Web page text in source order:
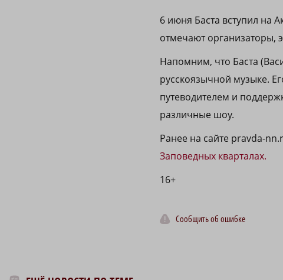
6 июня Баста вступил на
отмечают организаторы,
Напомним, что Баста
русскоязычной музыке.
путеводителем и
различные шоу.
Ранее на сайте pravda-
Заповедных кварталах.
16+
Сообщить об ошибке